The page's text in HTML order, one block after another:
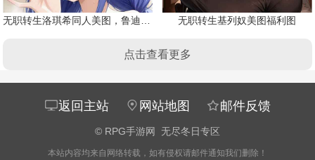
无职转生洛琪希同人美图，鲁迪的二老婆 无职转生基列奴美图福利图
点击查看更多
返回主站 网站地图 邮件反馈
© RPG手游网 无尽冬日专区
本站内容均来自网络转载，如有侵权请邮件通知我们删除！